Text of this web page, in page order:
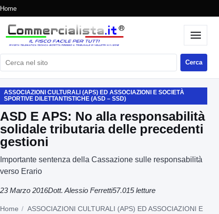
Home
Cerca nel sito Cerca
ASSOCIAZIONI CULTURALI (APS) ED ASSOCIAZIONI E SOCIETÀ
SPORTIVE DILETTANTISTICHE (ASD – SSD)
ASD E APS: No alla responsabilità
solidale tributaria delle precedenti
gestioni
Importante sentenza della Cassazione sulle responsabilità
verso Erario
23 Marzo 2016Dott. Alessio Ferretti57.015 letture
Home
ASSOCIAZIONI CULTURALI (APS) ED ASSOCIAZIONI E